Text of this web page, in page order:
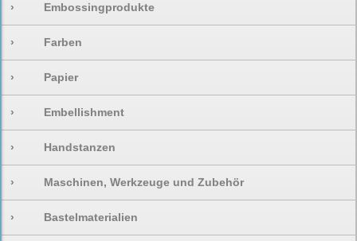
› Embossingprodukte
› Farben
› Papier
› Embellishment
› Handstanzen
› Maschinen, Werkzeuge und Zubehör
› Bastelmaterialien